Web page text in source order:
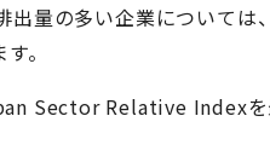
量の多い企業については、
。
Sector Relative Indexを